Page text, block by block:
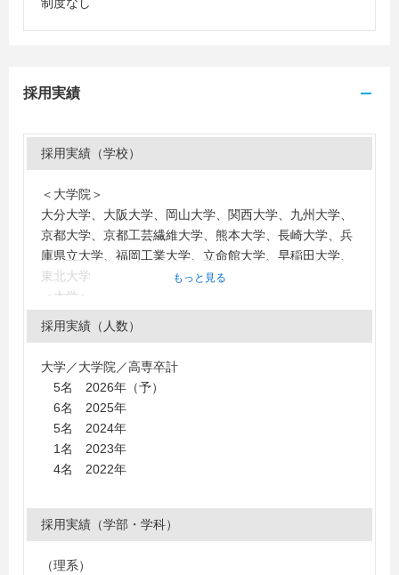
採用実績
採用実績（学校）
＜大学院＞
大分大学、大阪大学、岡山大学、関西大学、九州大学、
京都大学、京都工芸繊維大学、熊本大学、長崎大学、兵
庫県立大学、福岡工業大学、立命館大学、早稲田大学、
東北大学
＜大学＞
秋田大学、愛媛大学、追手門学院大学、大分大学、大阪
大学、大阪学院大学、大阪経済大学、大阪工業大学、大
阪産業大学、大阪市立大学、大阪府立大学、鹿児島大
学、神奈川大学、金沢工業大学、関西大学、関西外国語
大学、関西学院大学、北九州市立大学、近畿大学、近畿
島大学、室蘭工業大学、明治大学、桃山学院大学、山形
大学、山梨県立大学、立命館大学、龍谷大学、和歌山大
学
もっと見る
採用実績（人数）
大学／大学院／高専卒計
5名 2026年（予）
6名 2025年
5名 2024年
1名 2023年
4名 2022年
採用実績（学部・学科）
（理系）